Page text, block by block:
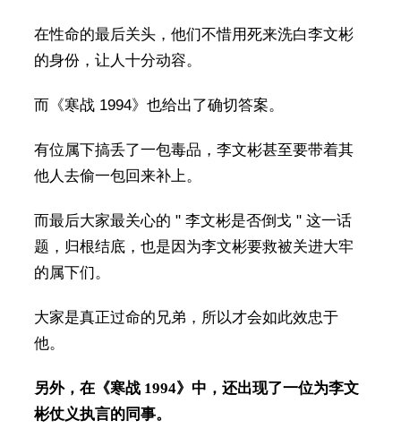
在性命的最后关头，他们不惜用死来洗白李文彬
的身份，让人十分动容。
而《寒战 1994》也给出了确切答案。
有位属下搞丢了一包毒品，李文彬甚至要带着其
他人去偷一包回来补上。
而最后大家最关心的 " 李文彬是否倒戈 " 这一话
题，归根结底，也是因为李文彬要救被关进大牢
的属下们。
大家是真正过命的兄弟，所以才会如此效忠于
他。
另外，在《寒战 1994》中，还出现了一位为李文
彬仗义执言的同事。